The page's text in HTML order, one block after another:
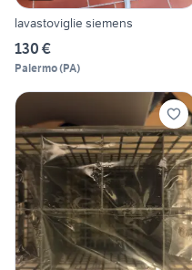
lavastoviglie siemens
130 €
Palermo(PA)